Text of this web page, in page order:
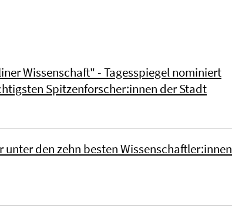
Wissenschaft" - Tagesspiegel nominiert
Spitzenforscher:innen der Stadt
den zehn besten Wissenschaftler:innen